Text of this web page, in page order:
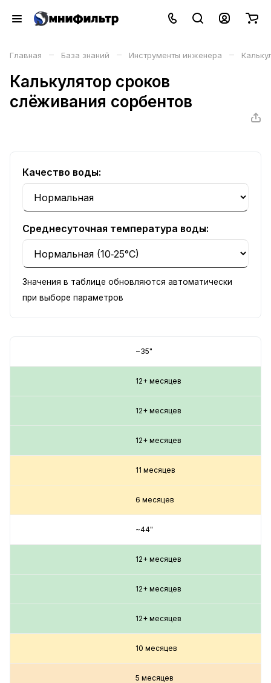
Главная – База знаний – Инструменты инженера –
Калькулятор сроков
слёживания сорбентов
Качество воды:
Среднесуточная температура воды:
Значения в таблице обновляются автоматически
при выборе параметров
~35"
12+ месяцев
12+ месяцев
12+ месяцев
11 месяцев
6 месяцев
~44"
12+ месяцев
12+ месяцев
12+ месяцев
10 месяцев
5 месяцев